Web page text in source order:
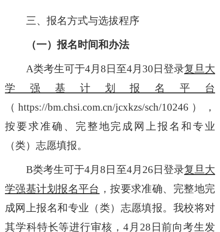
三、报名方式与选拔程序
（一）报名时间和办法
A类考生可于4月 8 日至4月 30 日登录复旦大
学强基计划报名平台
（ https://bm.chsi.com.cn/jcxkzs/sch/10246 ），
按要求准确、完整地完成网上报名和专业
（类）志愿填报。
B类考生可于4月8 日至4月 26 日登录复旦大
学强基计划报名平台 ，按要求准确、完整地完
成网上报名和专业（类）志愿填报。我校将对
其学科特长等进行审核， 4月 28 日前向考生发